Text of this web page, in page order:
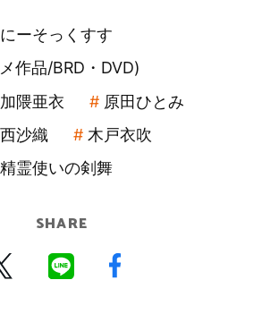
にーそっくすす
作品/BRD・DVD)
加隈亜衣
原田ひとみ
沙織
木戸衣吹
精霊使いの剣舞
SHARE